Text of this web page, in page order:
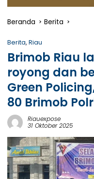
Beranda Berita
Berita, Riau
Brimob Riau
royong dan
Green
80 Brimob
Riauexpose
31 Oktober 2025